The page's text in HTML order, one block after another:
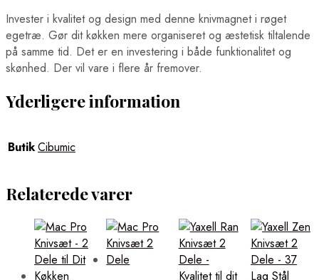
Invester i kvalitet og design med denne knivmagnet i røget
egetræ. Gør dit køkken mere organiseret og æstetisk tiltalende
på samme tid. Det er en investering i både funktionalitet og
skønhed. Der vil vare i flere år fremover.
Yderligere information
ButikCibumic
Relaterede varer